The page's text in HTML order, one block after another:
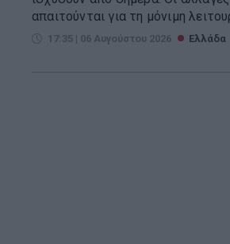
απαιτούνται για τη μόνιμη
17:35 | 06 Αυγούστου 2026 Ελλάδα